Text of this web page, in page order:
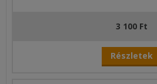
3 100 Ft
Részletek